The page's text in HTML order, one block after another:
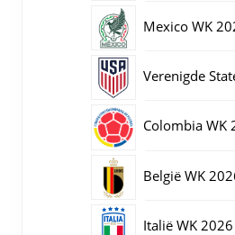
Mexico WK
Verenigde
Colombia WK
België WK
Italië WK 2026